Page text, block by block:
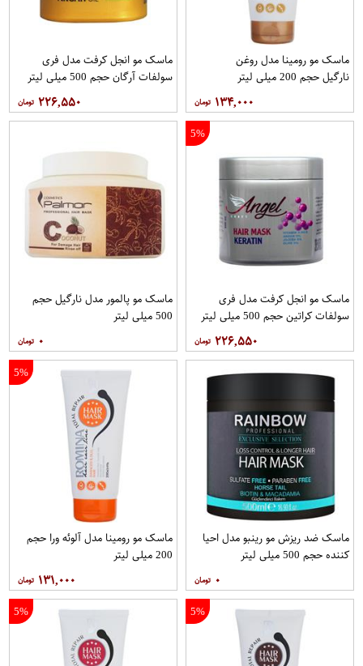
ماسک مو رومینا مدل روغن
نارگیل حجم 200 میلی لیتر
۱۳۴,۰۰۰
ماسک مو انجل کرفت مدل فری
سولفات آرگان حجم 500 میلی لیتر
۲۲۶,۵۵۰
5%
ماسک مو انجل کرفت مدل فری
سولفات کراتین حجم 500 میلی لیتر
۲۲۶,۵۵۰
ماسک مو پالمور مدل نارگیل حجم
500 میلی لیتر
۰
ماسک ضد ریزش مو رینبو مدل احیا
کننده حجم 500 میلی لیتر
۰
5%
ماسک مو رومینا مدل آلوئه ورا حجم
200 میلی لیتر
۱۳۱,۰۰۰
5%
5%